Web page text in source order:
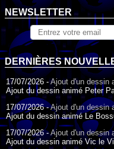
NEWSLETTER
DERNIÈRES
17/07/2026 -Ajout d'un dessin
Ajout du dessin animé Peter
17/07/2026 -Ajout d'un dessin
Ajout du dessin animé Le
17/07/2026 -Ajout d'un dessin
Ajout du dessin animé Vic le